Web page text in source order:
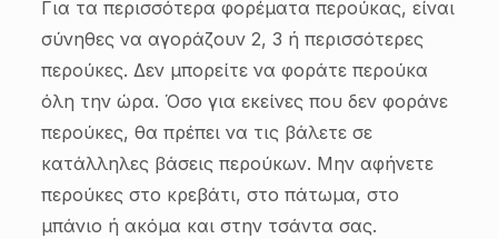
Για τα περισσότερα φορέματα περούκας, είναι
σύνηθες να αγοράζουν 2, 3 ή περισσότερες
περούκες. Δεν μπορείτε να φοράτε περούκα
όλη την ώρα. Όσο για εκείνες που δεν φοράνε
περούκες, θα πρέπει να τις βάλετε σε
κατάλληλες βάσεις περούκων. Μην αφήνετε
περούκες στο κρεβάτι, στο πάτωμα, στο
μπάνιο ή ακόμα και στην τσάντα σας.